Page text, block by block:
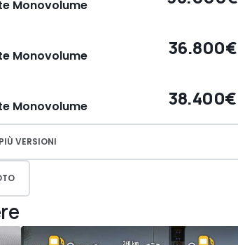
Monovolume
Monovolume
36.800€
Monovolume
38.400€
PIÙ VERSIONI